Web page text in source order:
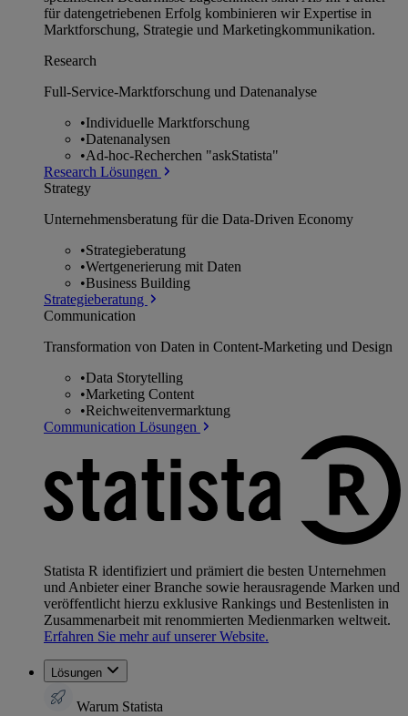
für datengetriebenen Erfolg kombinieren wir Expertise in
Marktforschung, Strategie und Marketingkommunikation.
Research
Full-Service-Marktforschung und Datenanalyse
•Individuelle Marktforschung
•Datenanalysen
•Ad-hoc-Recherchen "askStatista"
Research Lösungen
Strategy
Unternehmens­beratung für die Data-Driven Economy
•Strategieberatung
•Wertgenerierung mit Daten
•Business Building
Strategieberatung
Communication
Transformation von Daten in Content-Marketing und Design
•Data Storytelling
•Marketing Content
•Reichweitenvermarktung
Communication Lösungen
Statista R identifiziert und prämiert die besten Unternehmen
und Anbieter einer Branche sowie herausragende Marken und
veröffentlicht hierzu exklusive Rankings und Bestenlisten in
Zusammenarbeit mit renommierten Medienmarken weltweit.
Erfahren Sie mehr auf unserer Website.
Lösungen
Warum Statista